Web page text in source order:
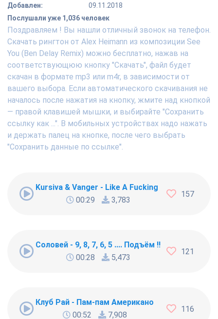
Добавлен:
09.11.2018
Послушали уже 1,036 человек
Поздравляем ! Вы нашли отличный звонок на телефон.
Скачать рингтон от Alex Heimann из композиции See
You (Ben Delay Remix) можно бесплатно, нажав на
соответствующюю кнопку "Скачать", файл будет
скачан в формате mp3 или m4r, в зависимости от
вашего выбора. Если автоматического скачивания не
началось после нажатия на кнопку, жмите над кнопкой
— правой клавишей мышки, и выбирайте "Сохранить
ссылку как ...". В мобильных устройствах надо нажать
и держать палец на кнопке, после чего выбрать
"Сохранить данные по ссылке".
Kursiva & Vanger - Like A Fucking Newbie
00:29
3,783
157
Соловей - 9, 8, 7, 6, 5 .... Подъём !!!
00:28
5,473
121
Клуб Рай - Пам-пам Американо
00:52
7,908
116